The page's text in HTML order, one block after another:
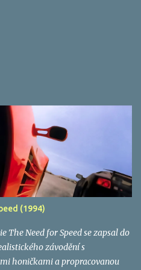
(1994)
The Need for Speed se zapsal do
závodění s
honičkami a propracovanou